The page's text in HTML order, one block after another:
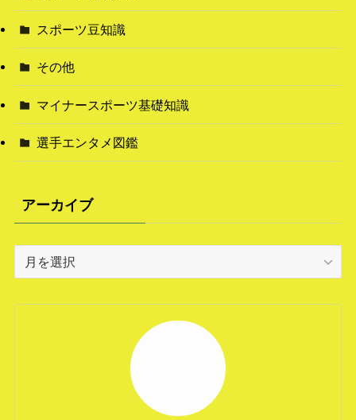
スポーツ豆知識
その他
マイナースポーツ基礎知識
選手エンタメ図鑑
アーカイブ
ー